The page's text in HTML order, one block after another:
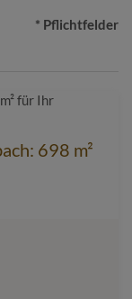
* Pflichtfelder
698 m²